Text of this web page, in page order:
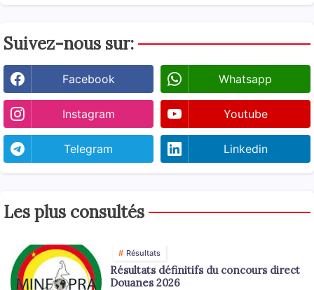
Suivez-nous sur:
Facebook Whatsapp
Instagram Youtube
Telegram Linkedin
Les plus consultés
Résultats
Résultats définitifs du concours direct
Douanes 2026